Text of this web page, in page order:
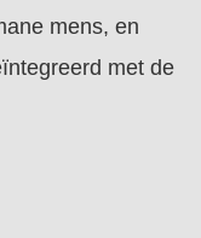
mens, en
met de